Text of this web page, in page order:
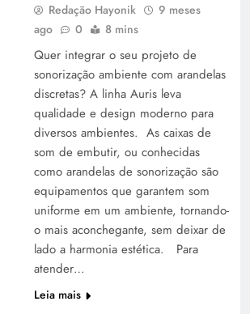
Redação Hayonik
9 meses
ago
0 8 mins
Quer integrar o seu projeto de
sonorização ambiente com arandelas
discretas? A linha Auris leva
qualidade e design moderno para
diversos ambientes. As caixas de
som de embutir, ou conhecidas
como arandelas de sonorização são
equipamentos que garantem som
uniforme em um ambiente, tornando-
o mais aconchegante, sem deixar de
lado a harmonia estética. Para
atender…
Leia mais